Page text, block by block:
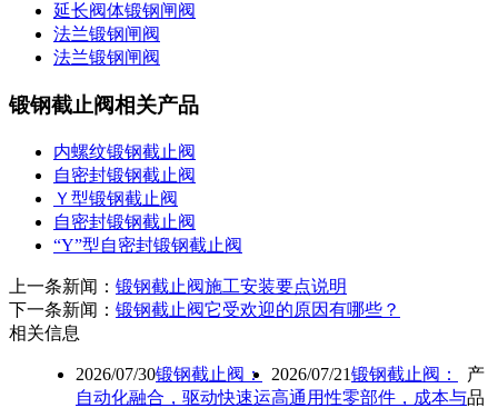
延长阀体锻钢闸阀
法兰锻钢闸阀
法兰锻钢闸阀
锻钢截止阀相关产品
内螺纹锻钢截止阀
自密封锻钢截止阀
Ｙ型锻钢截止阀
自密封锻钢截止阀
“Y”型自密封锻钢截止阀
上一条新闻： 锻钢截止阀施工安装要点说明
下一条新闻： 锻钢截止阀它受欢迎的原因有哪些？
相关信息
2026/07/30锻钢截止阀：
自动化融合，驱动快速运
2026/07/21锻钢截止阀：
高通用性零部件，成本与
产
品